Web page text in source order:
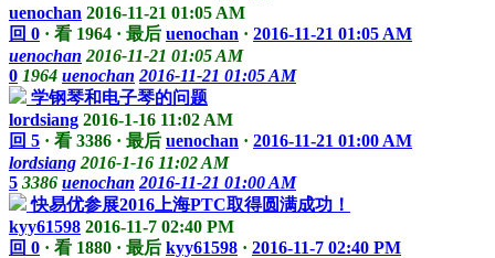
uenochan 2016-11-21 01:05 AM
回 0 · 看 1964 · 最后 uenochan · 2016-11-21 01:05 AM
uenochan 2016-11-21 01:05 AM
0 1964 uenochan 2016-11-21 01:05 AM
学钢琴和电子琴的问题
lordsiang 2016-1-16 11:02 AM
回 5 · 看 3386 · 最后 uenochan · 2016-11-21 01:00 AM
lordsiang 2016-1-16 11:02 AM
5 3386 uenochan 2016-11-21 01:00 AM
快易优参展2016上海PTC取得圆满成功！
kyy61598 2016-11-7 02:40 PM
回 0 · 看 1880 · 最后 kyy61598 · 2016-11-7 02:40 PM